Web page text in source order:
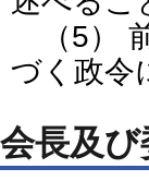
（5）
づく政令
会長及び